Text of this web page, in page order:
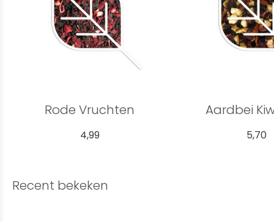
Rode Vruchten
4,99
Aardbei
5,70
Recent bekeken